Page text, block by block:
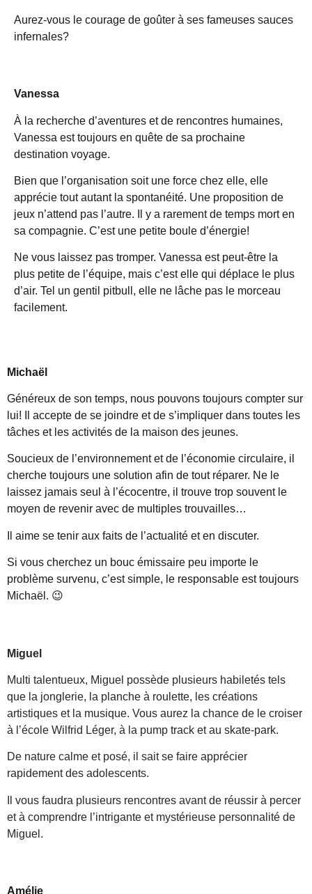
Aurez-vous le courage de goûter à ses fameuses sauces
infernales?
Vanessa
À la recherche d’aventures et de rencontres humaines,
Vanessa est toujours en quête de sa prochaine
destination voyage.
Bien que l’organisation soit une force chez elle, elle
apprécie tout autant la spontanéité. Une proposition de
jeux n’attend pas l’autre. Il y a rarement de temps mort en
sa compagnie. C’est une petite boule d’énergie!
Ne vous laissez pas tromper. Vanessa est peut-être la
plus petite de l’équipe, mais c’est elle qui déplace le plus
d’air. Tel un gentil pitbull, elle ne lâche pas le morceau
facilement.
Michaël
Généreux de son temps, nous pouvons toujours compter sur
lui! Il accepte de se joindre et de s’impliquer dans toutes les
tâches et les activités de la maison des jeunes.
Soucieux de l’environnement et de l’économie circulaire, il
cherche toujours une solution afin de tout réparer. Ne le
laissez jamais seul à l’écocentre, il trouve trop souvent le
moyen de revenir avec de multiples trouvailles…
Il aime se tenir aux faits de l’actualité et en discuter.
Si vous cherchez un bouc émissaire peu importe le
problème survenu, c’est simple, le responsable est toujours
Michaël. 😉
Miguel
Multi talentueux, Miguel possède plusieurs habiletés tels
que la jonglerie, la planche à roulette, les créations
artistiques et la musique. Vous aurez la chance de le croiser
à l’école Wilfrid Léger, à la pump track et au skate-park.
De nature calme et posé, il sait se faire apprécier
rapidement des adolescents.
Il vous faudra plusieurs rencontres avant de réussir à percer
et à comprendre l’intrigante et mystérieuse personnalité de
Miguel.
Amélie